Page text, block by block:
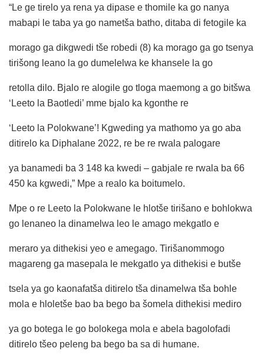
“Le ge tirelo ya rena ya dipase e thomile ka go nanya
mabapi le taba ya go nametša batho, ditaba di fetogile ka
morago ga dikgwedi tše robedi (8) ka morago ga go tsenya
tirišong leano la go dumelelwa ke khansele la go
retolla dilo. Bjalo re alogile go tloga maemong a go bitšwa
‘Leeto la Baotledi’ mme bjalo ka kgonthe re
‘Leeto la Polokwane’! Kgweding ya mathomo ya go aba
ditirelo ka Diphalane 2022, re be re rwala palogare
ya banamedi ba 3 148 ka kwedi – gabjale re rwala ba 66
450 ka kgwedi,” Mpe a realo ka boitumelo.
Mpe o re Leeto la Polokwane le hlotše tirišano e bohlokwa
go lenaneo la dinamelwa leo le amago mekgatlo e
meraro ya dithekisi yeo e amegago. Tirišanommogo
magareng ga masepala le mekgatlo ya dithekisi e butše
tsela ya go kaonafatša ditirelo tša dinamelwa tša bohle
mola e hloletše bao ba bego ba šomela dithekisi mediro
ya go botega le go bolokega mola e abela bagolofadi
ditirelo tšeo peleng ba bego ba sa di humane.